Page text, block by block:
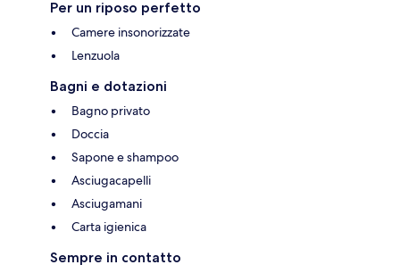
Per un riposo perfetto
Camere insonorizzate
Lenzuola
Bagni e dotazioni
Bagno privato
Doccia
Sapone e shampoo
Asciugacapelli
Asciugamani
Carta igienica
Sempre in contatto